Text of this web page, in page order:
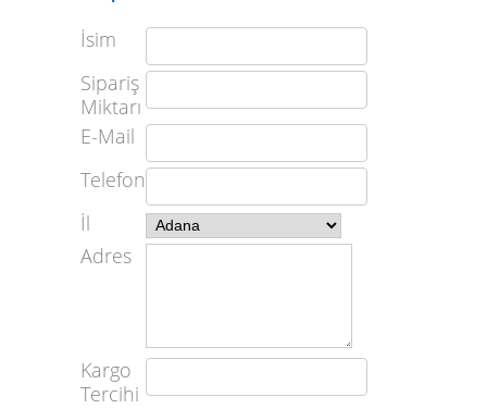
İsim
Sipariş
Miktarı
E-Mail
Telefon
İl
Adres
Kargo
Tercihi